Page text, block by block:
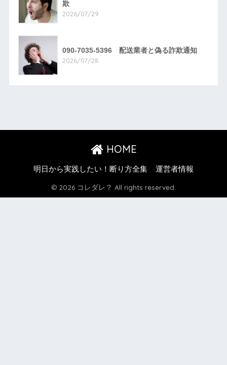
欺
2026/07/29
090-7035-5396 配送業者と偽る詐欺通知
2026/07/28
HOME
明日から実践したい！断り方全集 運営者情報
© 2026 コレダレ？ All rights reserved.